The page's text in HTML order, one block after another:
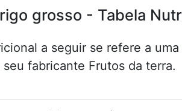
grosso - Tabela
a seguir se refere a
fabricante Frutos da terra.